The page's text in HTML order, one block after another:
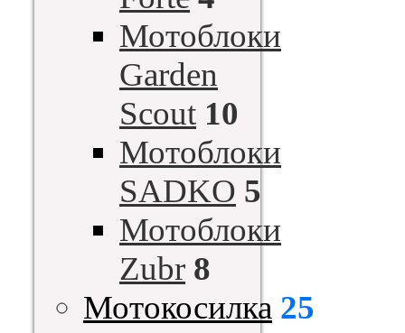
Мотоблоки
Garden
Scout 10
Мотоблоки
SADKO 5
Мотоблоки
Zubr 8
Мотокосилка 25